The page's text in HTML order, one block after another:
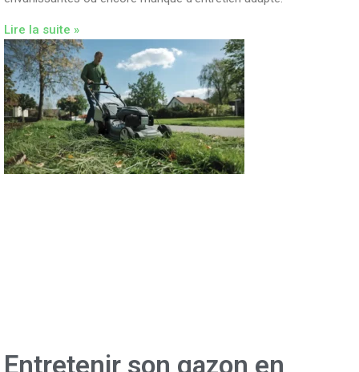
Lire la suite »
Entretenir son gazon en